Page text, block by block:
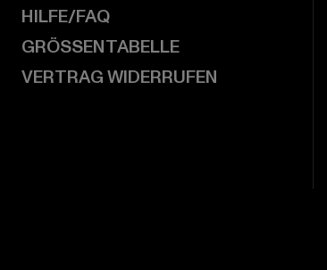
HILFE/FAQ
GRÖSSENTABELLE
VERTRAG WIDERRUFEN